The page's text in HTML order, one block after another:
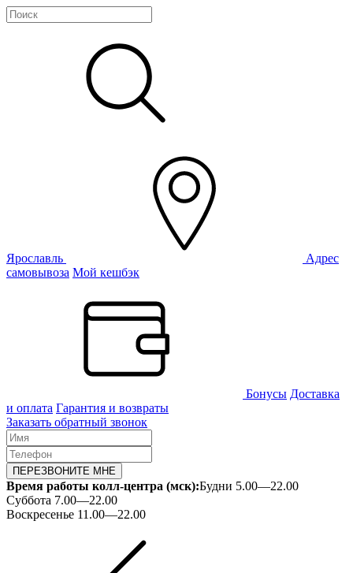
Ярославль
Адрес
самовывоза Мой кешбэк
Бонусы Доставка
и оплата Гарантия и возвраты
Заказать обратный звонок
ПЕРЕЗВОНИТЕ МНЕ
Время работы колл-центра (мск):Будни 5.00—22.00
Суббота 7.00—22.00
Воскресенье 11.00—22.00